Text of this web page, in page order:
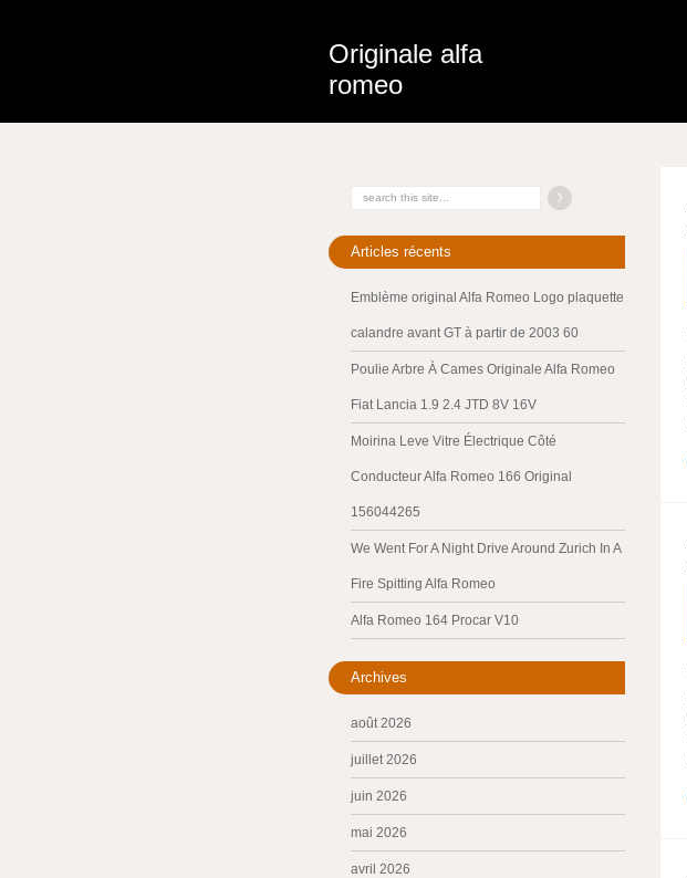
Originale alfa
romeo
Articles récents
Emblème original Alfa Romeo Logo plaquette
calandre avant GT à partir de 2003 60
Poulie Arbre À Cames Originale Alfa Romeo
Fiat Lancia 1.9 2.4 JTD 8V 16V
Moirina Leve Vitre Électrique Côté
Conducteur Alfa Romeo 166 Original
156044265
We Went For A Night Drive Around Zurich In A
Fire Spitting Alfa Romeo
Alfa Romeo 164 Procar V10
Archives
août 2026
juillet 2026
juin 2026
mai 2026
avril 2026